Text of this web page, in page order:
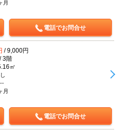
月
電話でお問合せ
/ 9,000円
3階
㎡
月
電話でお問合せ